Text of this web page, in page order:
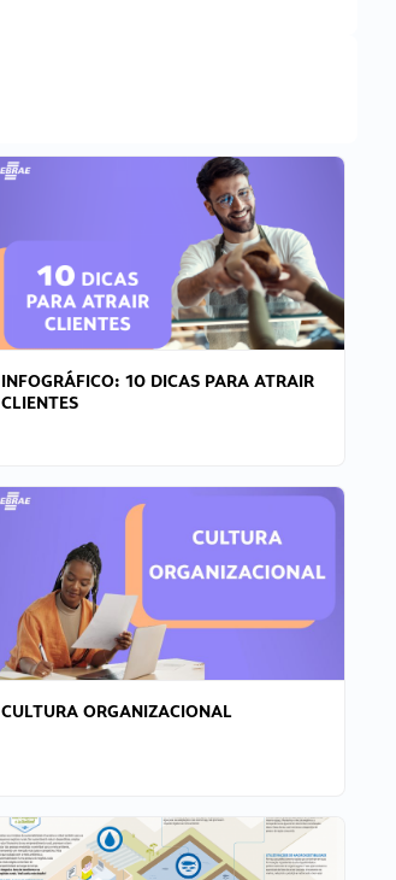
INFOGRÁFICO: 10 DICAS PARA ATRAIR
CLIENTES
CULTURA ORGANIZACIONAL